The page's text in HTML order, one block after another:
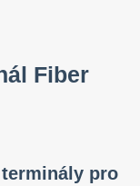
Fiber
pro